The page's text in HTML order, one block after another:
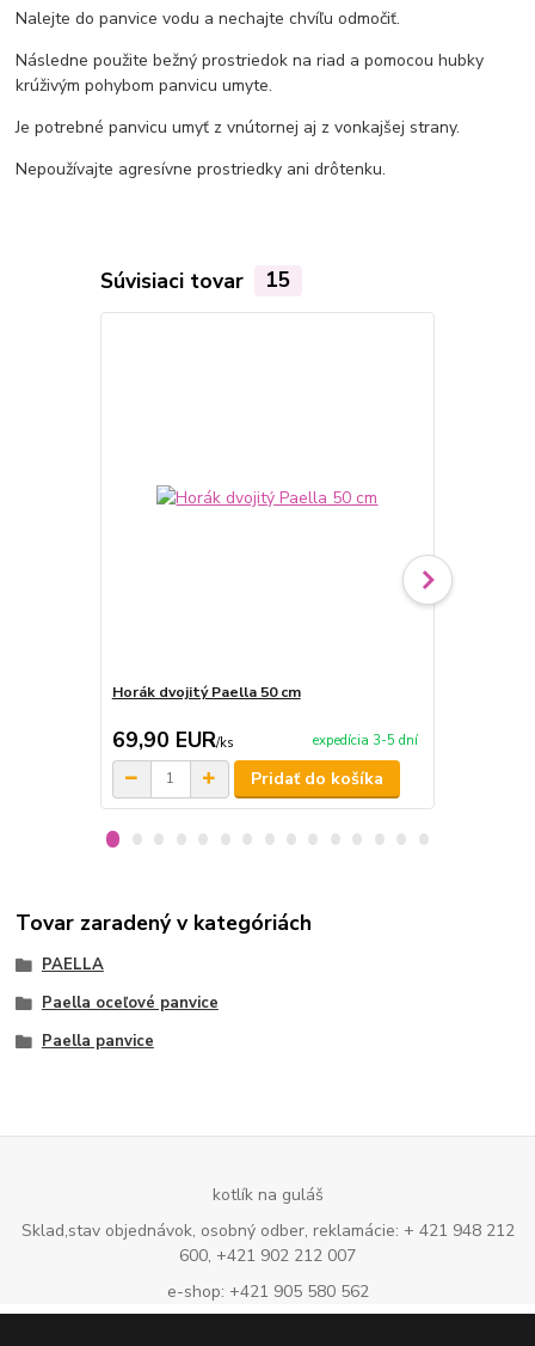
Nalejte do panvice vodu a nechajte chvíľu odmočiť.
Následne použite bežný prostriedok na riad a pomocou hubky
krúživým pohybom panvicu umyte.
Je potrebné panvicu umyť z vnútornej aj z vonkajšej strany.
Nepoužívajte agresívne prostriedky ani drôtenku.
Súvisiaci tovar 15
Horák dvojitý Paella 50 cm
69,90 EUR/ks expedícia 3-5 dní
Pridať do košíka
Tovar zaradený v kategóriách
PAELLA
Paella oceľové panvice
Paella panvice
kotlík na guláš
Sklad,stav objednávok, osobný odber, reklamácie: + 421 948 212
600, +421 902 212 007
e-shop: +421 905 580 562